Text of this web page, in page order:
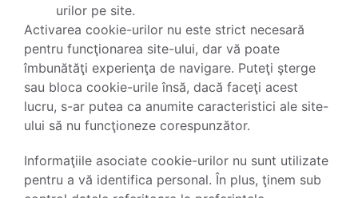
urilor pe site.
Activarea cookie-urilor nu este strict necesară
pentru funcţionarea site-ului, dar vă poate
îmbunătăţi experienţa de navigare. Puteţi şterge
sau bloca cookie-urile însă, dacă faceţi acest
lucru, s-ar putea ca anumite caracteristici ale site-
ului să nu funcţioneze corespunzător.
Informaţiile asociate cookie-urilor nu sunt utilizate
pentru a vă identifica personal. În plus, ţinem sub